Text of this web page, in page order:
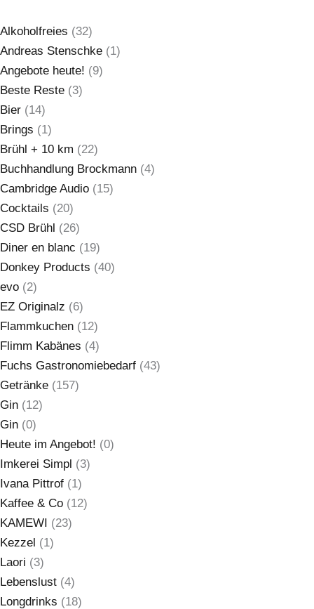
Alkoholfreies (32)
Andreas Stenschke (1)
Angebote heute! (9)
Beste Reste (3)
Bier (14)
Brings (1)
Brühl + 10 km (22)
Buchhandlung Brockmann (4)
Cambridge Audio (15)
Cocktails (20)
CSD Brühl (26)
Diner en blanc (19)
Donkey Products (40)
evo (2)
EZ Originalz (6)
Flammkuchen (12)
Flimm Kabänes (4)
Fuchs Gastronomiebedarf (43)
Getränke (157)
Gin (12)
Gin (0)
Heute im Angebot! (0)
Imkerei Simpl (3)
Ivana Pittrof (1)
Kaffee & Co (12)
KAMEWI (23)
Kezzel (1)
Laori (3)
Lebenslust (4)
Longdrinks (18)